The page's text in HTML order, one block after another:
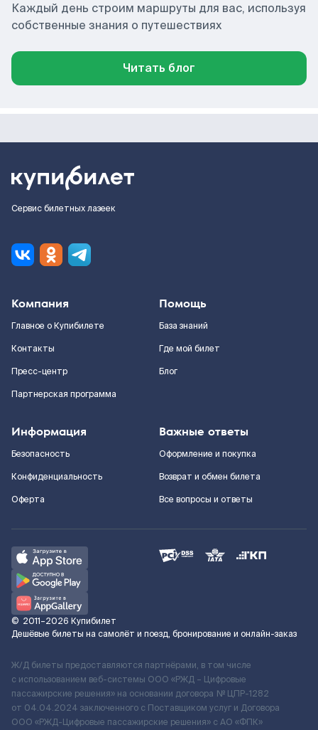
Каждый день строим маршруты для вас, используя
собственные знания о путешествиях
Читать блог
Сервис билетных лазеек
Компания
Главное о Купибилете
Контакты
Пресс-центр
Партнерская программа
Помощь
База знаний
Где мой билет
Блог
Информация
Безопасность
Конфиденциальность
Оферта
Важные ответы
Оформление и покупка
Возврат и обмен билета
Все вопросы и ответы
© 2011–2026 Купибилет
Дешёвые билеты на самолёт и поезд, бронирование и онлайн-заказ
Ж/Д билеты предоставляются партнёрами, в том числе
с использованием веб-системы ООО «РЖД – Цифровые
пассажирские решения» на основании договора № ЦПР-1282
от 04.04.2024 заключенного с Поставщиком услуг и Договора
ООО «РЖД-Цифровые пассажирские решения» c АО «ФПК»